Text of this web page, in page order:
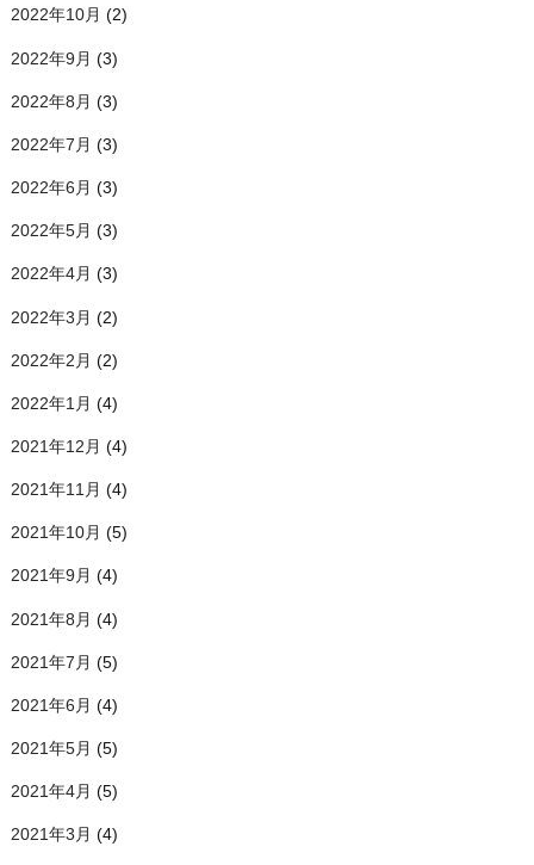
2022年10月 (2)
2022年9月 (3)
2022年8月 (3)
2022年7月 (3)
2022年6月 (3)
2022年5月 (3)
2022年4月 (3)
2022年3月 (2)
2022年2月 (2)
2022年1月 (4)
2021年12月 (4)
2021年11月 (4)
2021年10月 (5)
2021年9月 (4)
2021年8月 (4)
2021年7月 (5)
2021年6月 (4)
2021年5月 (5)
2021年4月 (5)
2021年3月 (4)